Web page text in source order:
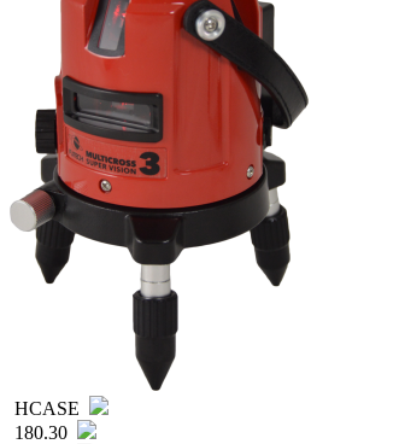
HCASE
180.30